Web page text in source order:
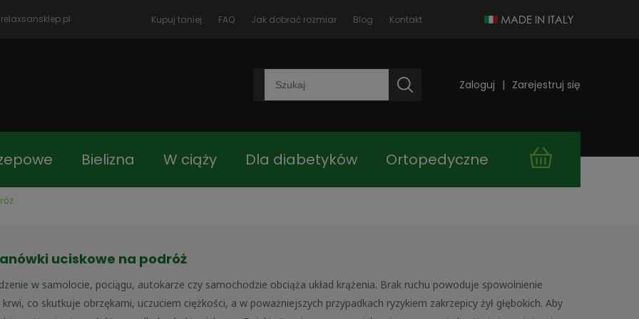
Kupuj taniej FAQ Jak dobrać rozmiar Blog Kontakt
Zaloguj Zarejestruj się
Bielizna W ciąży Dla diabetyków Ortopedyczne
Asortyment
uciskowe na podróż
w samolocie, pociągu, autokarze czy samochodzie obciąża układ krążenia. Brak ruchu powoduje spowolnienie
krwi, co skutkuje obrzękami, uczuciem ciężkości, a w poważniejszych przypadkach ryzykiem zakrzepicy żył głębokich. Aby